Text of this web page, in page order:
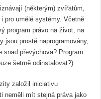
(některým) zvířatům,
pro umělé systémy. Včetně
program právo na život, na
jsou prostě naprogramovány,
převýchova? Program
šetrně odinstalovat?)
založil iniciativu
neměli mít stejná práva jako